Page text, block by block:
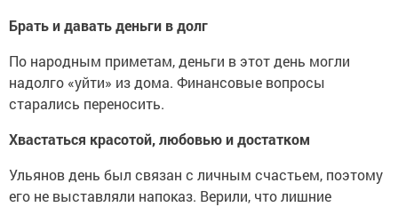
Брать и давать деньги в долг
По народным приметам, деньги в этот день могли
надолго «уйти» из дома. Финансовые вопросы
старались переносить.
Хвастаться красотой, любовью и достатком
Ульянов день был связан с личным счастьем, поэтому
его не выставляли напоказ. Верили, что лишние